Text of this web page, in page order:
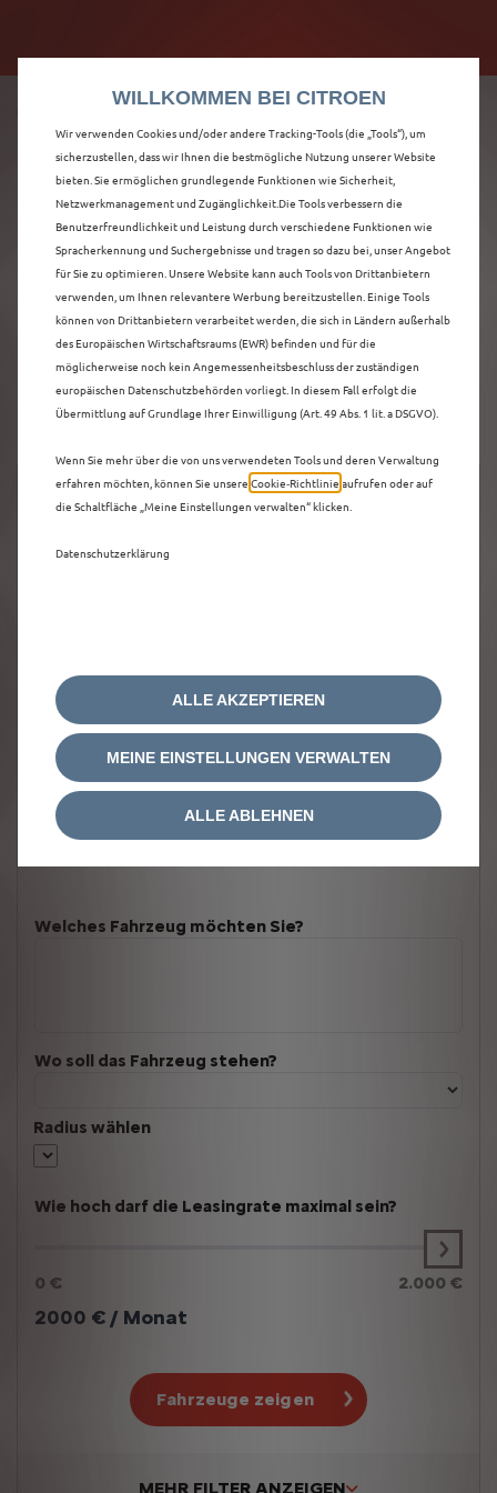
ENTDECKEN SIE ALLE
Ë-C3 AIRCROSS MIT
ELEKTRO ANTRIEB IN
BÖBLINGEN
Welches Fahrzeug möchten Sie?
Wo soll das Fahrzeug stehen?
Radius wählen
Wie hoch darf die Leasingrate maximal sein?
0 € 2.000 €
2000 € / Monat
Fahrzeuge zeigen
MEHR FILTER ANZEIGEN
WILLKOMMEN BEI CITROEN
Wir verwenden Cookies und/oder andere Tracking-Tools (die „Tools“), um
sicherzustellen, dass wir Ihnen die bestmögliche Nutzung unserer Website
bieten. Sie ermöglichen grundlegende Funktionen wie Sicherheit,
Netzwerkmanagement und Zugänglichkeit.Die Tools verbessern die
Benutzerfreundlichkeit und Leistung durch verschiedene Funktionen wie
Spracherkennung und Suchergebnisse und tragen so dazu bei, unser Angebot
für Sie zu optimieren. Unsere Website kann auch Tools von Drittanbietern
verwenden, um Ihnen relevantere Werbung bereitzustellen. Einige Tools
können von Drittanbietern verarbeitet werden, die sich in Ländern außerhalb
des Europäischen Wirtschaftsraums (EWR) befinden und für die
möglicherweise noch kein Angemessenheitsbeschluss der zuständigen
europäischen Datenschutzbehörden vorliegt. In diesem Fall erfolgt die
Übermittlung auf Grundlage Ihrer Einwilligung (Art. 49 Abs. 1 lit. a DSGVO).
Wenn Sie mehr über die von uns verwendeten Tools und deren Verwaltung
erfahren möchten, können Sie unsere Cookie‑Richtlinie aufrufen oder auf
die Schaltfläche „Meine Einstellungen verwalten“ klicken.
Datenschutzerklärung
MEINE EINSTELLUNGEN VERWALTEN
ALLE AKZEPTIEREN
ALLE ABLEHNEN